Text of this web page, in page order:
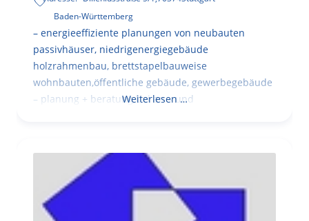
Baden-Württemberg
– energieeffiziente planungen von neubauten
passivhäuser, niedrigenergiegebäude
holzrahmenbau, brettstapelbauweise
wohnbauten,öffentliche gebäude, gewerbegebäude
– planung + beratung bei an – und
Weiterlesen …